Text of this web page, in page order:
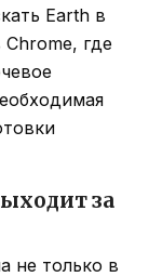
Earth в
где
за
не только в